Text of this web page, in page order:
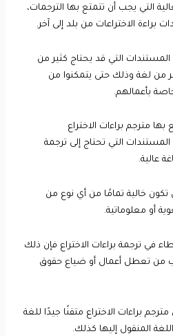
التي يجب أن تتمتع بها الترجمات،
براءة الاختراعات من بلد إلى آخر.
المستندات التي قد يحتاج كثير من
من لغة وذلك حتى يتمكنوا من
بأعمالهم.
مترجم براءات الاختراع
المستندات التي تحتاج إلى ترجمة
عالية.
تكون خالية تمامًا من أي نوع من
أو معلوماتية.
في ترجمة براءات الاختراع فإن ذلك
من تعطل أعمال أو ضياع حقوق
براءات الاختراع متقنًا جيدًا للغة
المنقول إليها كذلك.